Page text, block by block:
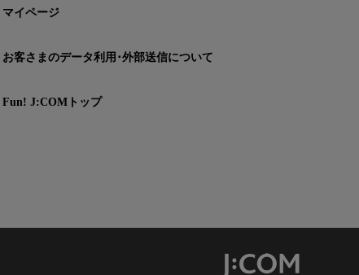
マイページ
お客さまのデータ利用･外部送信について
Fun! J:COMトップ